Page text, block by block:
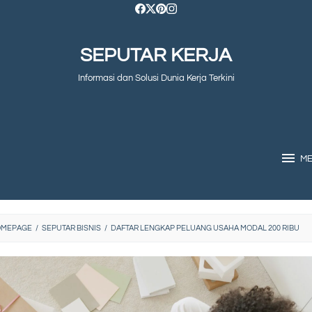
SEPUTAR KERJA
Informasi dan Solusi Dunia Kerja Terkini
/ SEPUTAR BISNIS / DAFTAR LENGKAP PELUANG USAHA MODAL 200 RIBU